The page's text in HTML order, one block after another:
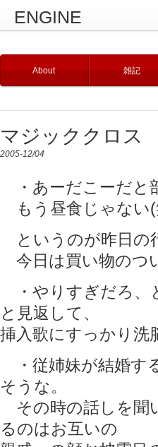
ENGINE
About 雑記
マジッククロス
2005-12/04
・あーだこーだと
もう昼食じゃない(
というのが昨日の
今日は買い物のつ
・やりすぎだろ、
と見返して、
挿入歌にすっかり洗
・従姉妹が結婚す
そうな。
その時の話しを聞
るのはお互いの